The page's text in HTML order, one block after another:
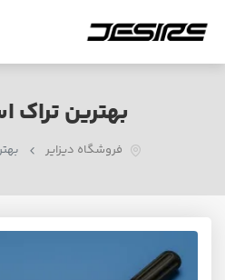
بهترین تراک
فروشگاه دیزایر